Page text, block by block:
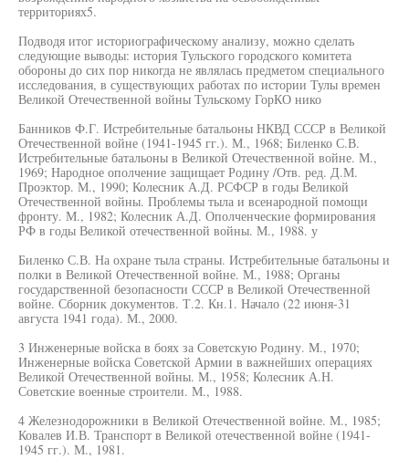
территориях5.
Подводя итог историографическому анализу, можно сделать
следующие выводы: история Тульского городского комитета
обороны до сих пор никогда не являлась предметом специального
исследования, в существующих работах по истории Тулы времен
Великой Отечественной войны Тульскому ГорКО нико
Банников Ф.Г. Истребительные батальоны НКВД СССР в Великой
Отечественной войне (1941-1945 гг.). М., 1968; Биленко С.В.
Истребительные батальоны в Великой Отечественной войне. М.,
1969; Народное ополчение защищает Родину /Отв. ред. Д.М.
Проэктор. М., 1990; Колесник А.Д. РСФСР в годы Великой
Отечественной войны. Проблемы тыла и всенародной помощи
фронту. М., 1982; Колесник А.Д. Ополченческие формирования
РФ в годы Великой отечественной войны. М., 1988. у
Биленко С.В. На охране тыла страны. Истребительные батальоны и
полки в Великой Отечественной войне. М., 1988; Органы
государственной безопасности СССР в Великой Отечественной
войне. Сборник документов. Т.2. Кн.1. Начало (22 июня-31
августа 1941 года). М., 2000.
3 Инженерные войска в боях за Советскую Родину. М., 1970;
Инженерные войска Советской Армии в важнейших операциях
Великой Отечественной войны. М., 1958; Колесник А.Н.
Советские военные строители. М., 1988.
4 Железнодорожники в Великой Отечественной войне. М., 1985;
Ковалев И.В. Транспорт в Великой отечественной войне (1941-
1945 гг.). М., 1981.